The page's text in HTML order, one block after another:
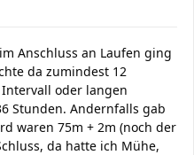
Anschluss an Laufen ging
da zumindest 12
oder langen
Stunden. Andernfalls gab
waren 75m + 2m (noch der
da hatte ich Mühe,